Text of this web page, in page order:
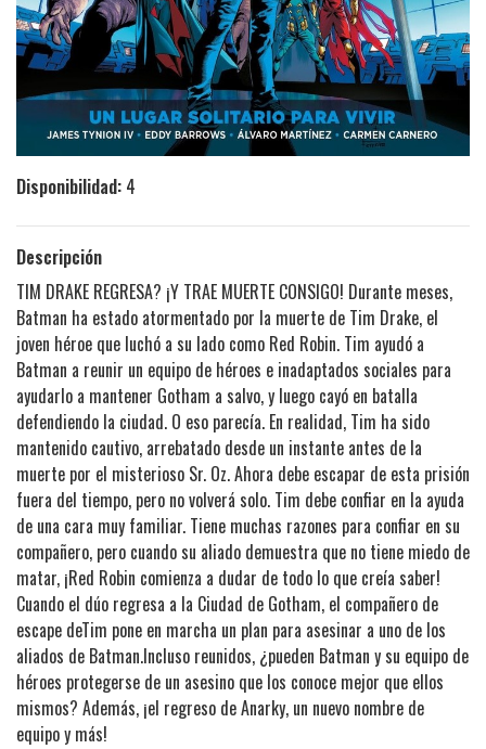
Disponibilidad: 4
Descripción
TIM DRAKE REGRESA? ¡Y TRAE MUERTE CONSIGO! Durante meses,
Batman ha estado atormentado por la muerte de Tim Drake, el
joven héroe que luchó a su lado como Red Robin. Tim ayudó a
Batman a reunir un equipo de héroes e inadaptados sociales para
ayudarlo a mantener Gotham a salvo, y luego cayó en batalla
defendiendo la ciudad. O eso parecía. En realidad, Tim ha sido
mantenido cautivo, arrebatado desde un instante antes de la
muerte por el misterioso Sr. Oz. Ahora debe escapar de esta prisión
fuera del tiempo, pero no volverá solo. Tim debe confiar en la ayuda
de una cara muy familiar. Tiene muchas razones para confiar en su
compañero, pero cuando su aliado demuestra que no tiene miedo de
matar, ¡Red Robin comienza a dudar de todo lo que creía saber!
Cuando el dúo regresa a la Ciudad de Gotham, el compañero de
escape deTim pone en marcha un plan para asesinar a uno de los
aliados de Batman.Incluso reunidos, ¿pueden Batman y su equipo de
héroes protegerse de un asesino que los conoce mejor que ellos
mismos? Además, ¡el regreso de Anarky, un nuevo nombre de
equipo y más!